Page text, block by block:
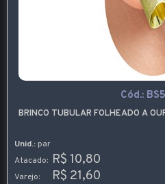
Cód.:
BRINCO TUBULAR FOLHEADO A
Unid.: par
Atacado: R$ 10,80
Varejo: R$ 21,60